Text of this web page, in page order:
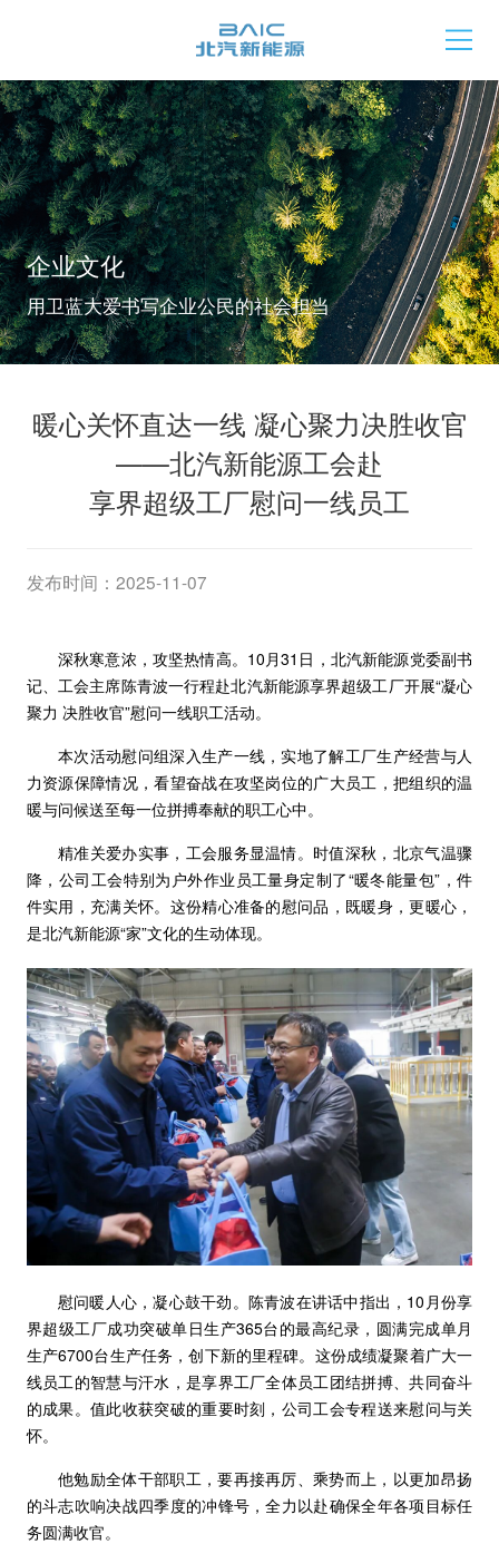
企业文化
用卫蓝大爱书写企业公民的社会担当
暖心关怀直达一线 凝心聚力决胜收官
——北汽新能源工会赴
享界超级工厂慰问一线员工
发布时间：2025-11-07
深秋寒意浓，攻坚热情高。10月31日，北汽新能源党委副书
记、工会主席陈青波一行程赴北汽新能源享界超级工厂开展“凝心
聚力 决胜收官”慰问一线职工活动。
本次活动慰问组深入生产一线，实地了解工厂生产经营与人
力资源保障情况，看望奋战在攻坚岗位的广大员工，把组织的温
暖与问候送至每一位拼搏奉献的职工心中。
精准关爱办实事，工会服务显温情。时值深秋，北京气温骤
降，公司工会特别为户外作业员工量身定制了“暖冬能量包”，件
件实用，充满关怀。这份精心准备的慰问品，既暖身，更暖心，
是北汽新能源“家”文化的生动体现。
慰问暖人心，凝心鼓干劲。陈青波在讲话中指出，10月份享
界超级工厂成功突破单日生产365台的最高纪录，圆满完成单月
生产6700台生产任务，创下新的里程碑。这份成绩凝聚着广大一
线员工的智慧与汗水，是享界工厂全体员工团结拼搏、共同奋斗
的成果。值此收获突破的重要时刻，公司工会专程送来慰问与关
怀。
他勉励全体干部职工，要再接再厉、乘势而上，以更加昂扬
的斗志吹响决战四季度的冲锋号，全力以赴确保全年各项目标任
务圆满收官。